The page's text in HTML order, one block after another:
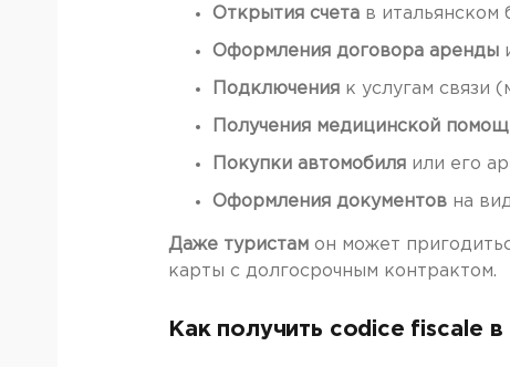
Открытия счета в итальянском
Оформления договора аренды
Подключения к услугам связи
Получения медицинской
Покупки автомобиля или его
Оформления документов на
Даже туристам он может
карты с долгосрочным контрактом.
Как получить codice fiscale